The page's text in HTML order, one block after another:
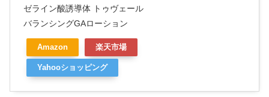
ゼライン酸誘導体 トゥヴェール
バランシングGAローション
Amazon 楽天市場
Yahooショッピング